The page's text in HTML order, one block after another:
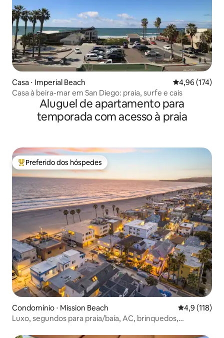
Casa ⋅ Imperial Beach 4,96 de uma
4,96 (174)
Casa à beira-mar em San Diego: praia, surfe e cais
Aluguel de apartamento para
temporada com acesso à praia
Entre os melhores preferidos dos hóspedes
Preferido dos hóspedes
Condomínio ⋅ Mission Beach 4,9 de uma
4,9 (118)
Luxo, segundos para praia/baía, AC, brinquedos,